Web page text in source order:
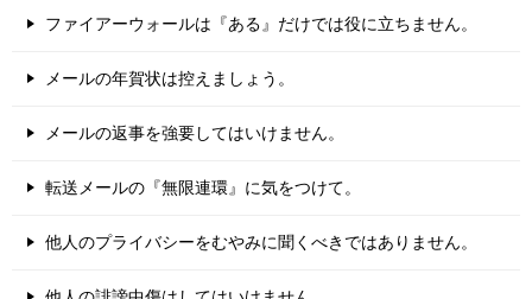
ファイアーウォールは『ある』だけでは役に立ちません。
メールの年賀状は控えましょう。
メールの返事を強要してはいけません。
転送メールの『無限連環』に気をつけて。
他人のプライバシーをむやみに聞くべきではありません。